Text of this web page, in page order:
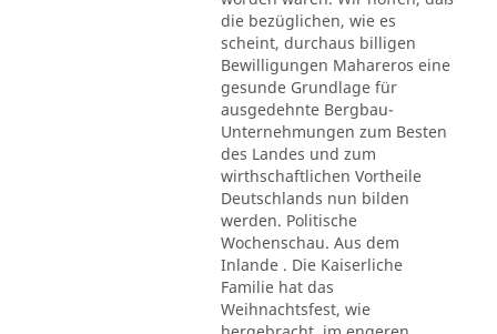
die bezüglichen, wie es
scheint, durchaus billigen
Bewilligungen Mahareros eine
gesunde Grundlage für
ausgedehnte Bergbau-
Unternehmungen zum Besten
des Landes und zum
wirthschaftlichen Vortheile
Deutschlands nun bilden
werden. Politische
Wochenschau. Aus dem
Inlande . Die Kaiserliche
Familie hat das
Weihnachtsfest, wie